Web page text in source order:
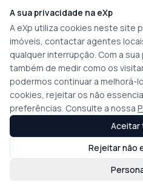
A sua privacidade na eXp
A eXp utiliza cookies neste site
imóveis, contactar agentes
qualquer interrupção. Com a
também de medir como os
podermos continuar a melhorá-
cookies, rejeitar os não
preferências. Consulte a nossa
Rejeitar não
Aceitar